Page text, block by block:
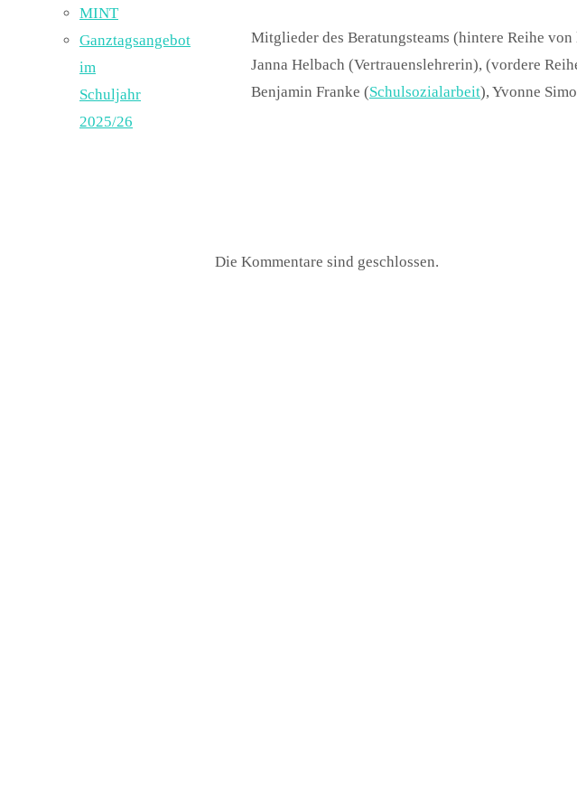
Mitglieder des Beratungsteams (hintere Reihe
Janna Helbach (Vertrauenslehrerin), (vordere
Benjamin Franke (Schulsozialarbeit), Yvonne
Die Kommentare sind geschlossen.
MINT
Ganztagsangebot
im
Schuljahr
2025/26